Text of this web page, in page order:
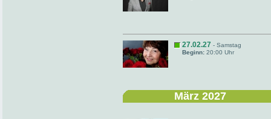
27.02.27 - Samstag
Beginn: 20:00 Uhr
März 2027